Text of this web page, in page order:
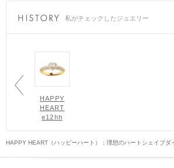
私がチェックしたジュエリー
HAPPY
HEART
e12hh
HAPPY HEART（ハッピーハート）：理想のハートシェイプダ